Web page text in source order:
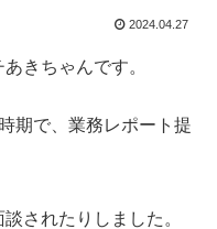
2024.04.27
きちゃんです。
期で、業務レポート提
されたりしました。